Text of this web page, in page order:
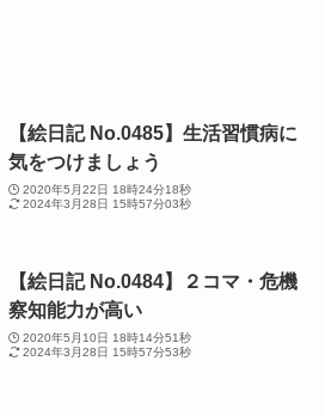
【絵日記 No.0485】生活習慣病に
気をつけましょう
2020年5月22日 18時24分18秒
2024年3月28日 15時57分03秒
【絵日記 No.0484】２コマ・危機
察知能力が高い
2020年5月10日 18時14分51秒
2024年3月28日 15時57分53秒